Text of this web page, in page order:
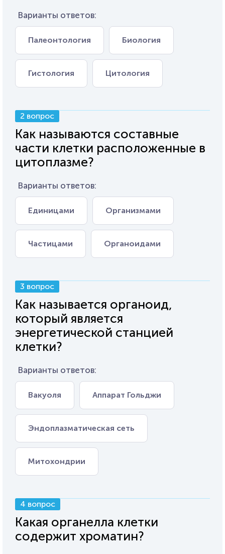
Варианты ответов:
Палеонтология Биология
Гистология Цитология
2 вопрос
Как называются составные
части клетки расположенные в
цитоплазме?
Варианты ответов:
Единицами Организмами
Частицами Органоидами
3 вопрос
Как называется органоид,
который является
энергетической станцией
клетки?
Варианты ответов:
Вакуоля Аппарат Гольджи
Эндоплазматическая сеть
Митохондрии
4 вопрос
Какая органелла клетки
содержит хроматин?